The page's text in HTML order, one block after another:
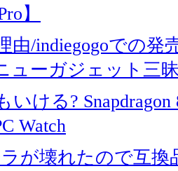
】
由/indiegogoでの発
ューガジェット三
いける?
Watch
が壊れたので互換